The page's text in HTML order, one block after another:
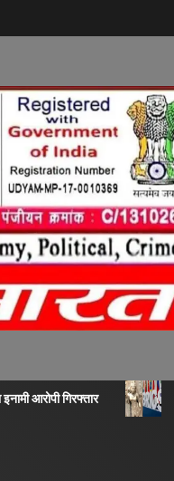
आरोपी गिरफ्तार